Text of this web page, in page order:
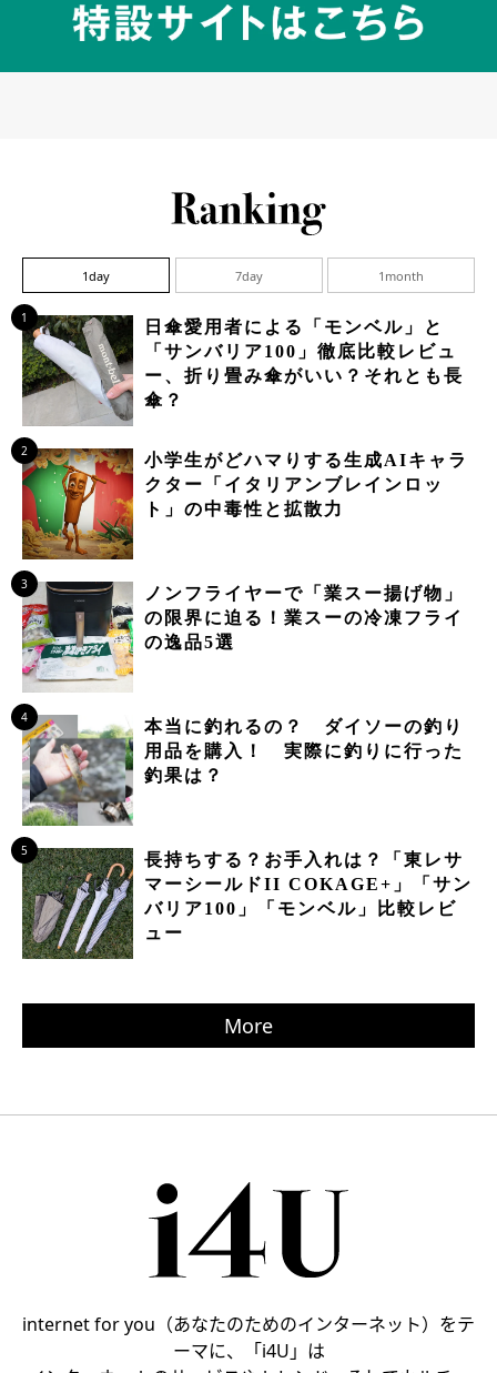
1day 7day 1month
1
日傘愛用者による「モンベル」と
「サンバリア100」徹底比較レビュ
ー、折り畳み傘がいい？それとも長
傘？
2
小学生がどハマりする生成AIキャラ
クター「イタリアンブレインロッ
ト」の中毒性と拡散力
3
ノンフライヤーで「業スー揚げ物」
の限界に迫る！業スーの冷凍フライ
の逸品5選
4
本当に釣れるの？ ダイソーの釣り
用品を購入！ 実際に釣りに行った
釣果は？
5
長持ちする？お手入れは？「東レサ
マーシールドII COKAGE+」「サン
バリア100」「モンベル」比較レビ
ュー
More
internet for you（あなたのためのインターネット）をテ
ーマに、「i4U」は